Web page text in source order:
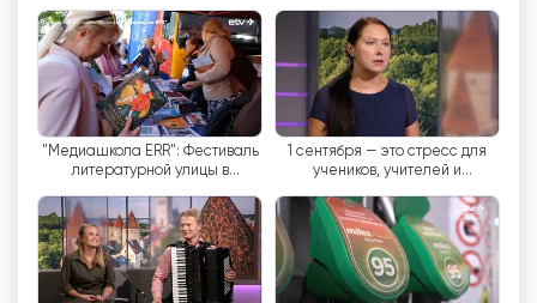
トニアの住民の間で人気を得るには難題がある。
2018年現在、このチャンネルは潜在視聴者の1％に
も満たない。この視聴率の低さは、言語の壁やエス
トニア語を話す人口の大半の嗜好など、さまざまな
要因によるものと思われる。しかし、このチャンネ
ルの第一の目的はロシア語を話すコミュニティーに
サービスを提供することであり、その成功はその文
脈の中で評価されるべきであることに注意すること
が重要である。
ETV+は、エストニアにおけるロシア語番組のプラ
of Estonia 2021
Пастухова
"Медиашкола ERR": Фестиваль
литературной улицы в
Завадского
1 сентября — это стресс для
учеников, учителей и